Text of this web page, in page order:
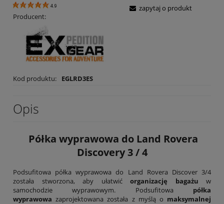
4.9
Producent:
Kod produktu: EGLRD3ES
zapytaj o produkt
Opis
Półka wyprawowa do Land Rovera
Discovery 3 / 4
Podsufitowa półka wyprawowa do Land Rovera Discover 3/4
została stworzona, aby ułatwić organizację bagażu w
samochodzie wyprawowym. Podsufitowa półka
wyprawowa zaprojektowana została z myślą o maksymalnej